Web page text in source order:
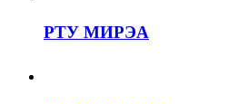
РТУ МИРЭА